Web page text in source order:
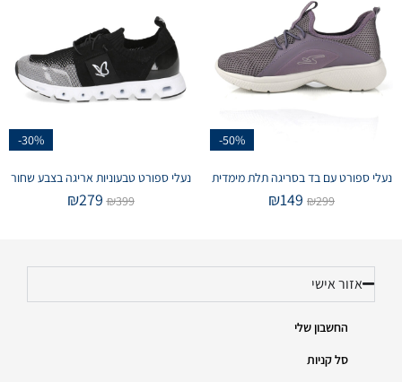
-50%
נעלי ספורט עם בד בסריגה תלת מימדית
₪299
₪149
-30%
נעלי ספורט טבעוניות אריגה בצבע שחור
₪399
₪279
אזור אישי
החשבון שלי
סל קניות